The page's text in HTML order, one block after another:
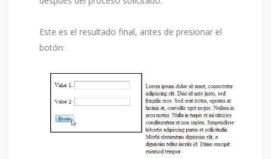
Este es el resultado final, antes de presionar el
botón: